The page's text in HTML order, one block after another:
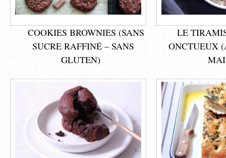
COOKIES BROWNIES (SANS
SUCRE RAFFINÉ – SANS
GLUTEN)
LE
ONCTUEUX